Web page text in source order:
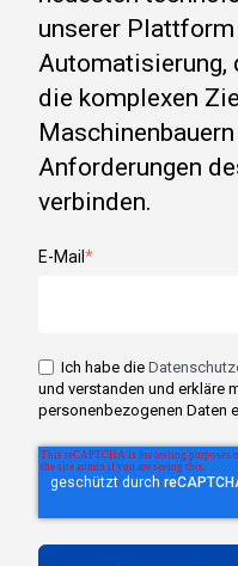
unserer
Automatisierung,
die komplexen
Anforderungen
verbinden.
E-Mail *
Ich habe die
und verstanden und erkläre
personenbezogenen Daten